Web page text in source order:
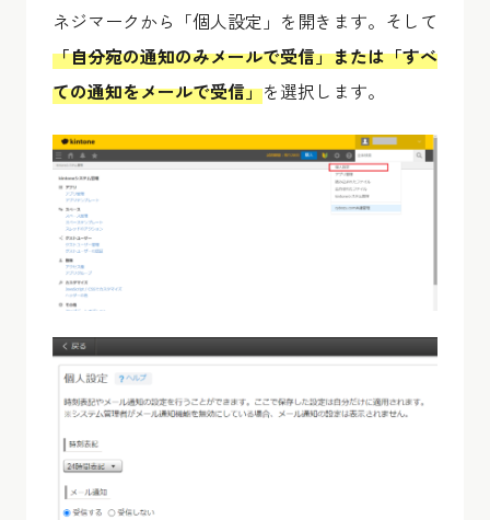
ネジマークから「個人設定」を開きます。そして
「自分宛の通知のみメールで受信」または「すべ
ての通知をメールで受信」を選択します。